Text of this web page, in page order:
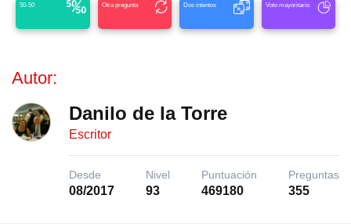
50-50 Otra pregunta Dos intentos Voto mayoritario
Autor:
Danilo de la Torre
Escritor
Desde
08/2017
Nivel
93
Puntuación
469180
Preguntas
355